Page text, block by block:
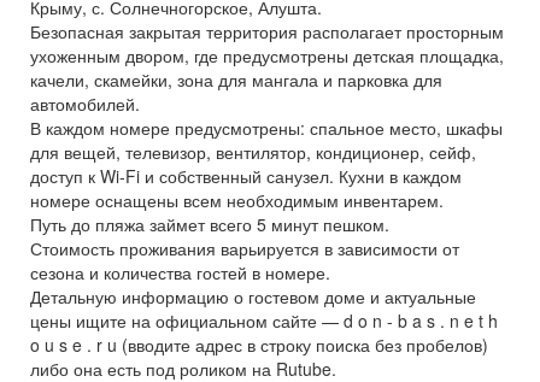
Крыму, с. Солнечногорское, Алушта.
Безопасная закрытая территория располагает просторным
ухоженным двором, где предусмотрены детская площадка,
качели, скамейки, зона для мангала и парковка для
автомобилей.
В каждом номере предусмотрены: спальное место, шкафы
для вещей, телевизор, вентилятор, кондиционер, сейф,
доступ к Wi-Fi и собственный санузел. Кухни в каждом
номере оснащены всем необходимым инвентарем.
Путь до пляжа займет всего 5 минут пешком.
Стоимость проживания варьируется в зависимости от
сезона и количества гостей в номере.
Детальную информацию о гостевом доме и актуальные
цены ищите на официальном сайте — d o n - b a s . n e t h
o u s e . r u (вводите адрес в строку поиска без пробелов)
либо она есть под роликом на Rutube.